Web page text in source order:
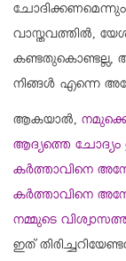
ചോദിക്കണമെന്നും
വാസ്തവത്തിൽ,
കണ്ടതുകൊണ്ടല്ല,
നിങ്ങൾ എന്നെ
ആകയാൽ,
ആദ്യത്തെ
കർത്താവിനെ
കർത്താവിനെ
നമ്മുടെ
ഇത്